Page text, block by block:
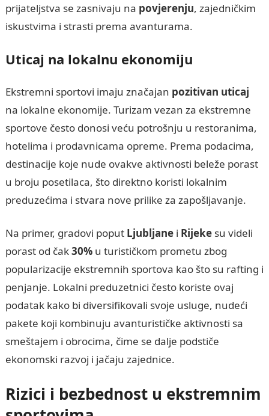
prijateljstva se zasnivaju na povjerenju, zajedničkim
iskustvima i strasti prema avanturama.
Uticaj na lokalnu ekonomiju
Ekstremni sportovi imaju značajan pozitivan uticaj
na lokalne ekonomije. Turizam vezan za ekstremne
sportove često donosi veću potrošnju u restoranima,
hotelima i prodavnicama opreme. Prema podacima,
destinacije koje nude ovakve aktivnosti beleže porast
u broju posetilaca, što direktno koristi lokalnim
preduzećima i stvara nove prilike za zapošljavanje.
Na primer, gradovi poput Ljubljanei Rijekesu videli
porast od čak30%u turističkom prometu zbog
popularizacije ekstremnih sportova kao što su rafting i
penjanje. Lokalni preduzetnici često koriste ovaj
podatak kako bi diversifikovali svoje usluge, nudeći
pakete koji kombinuju avanturističke aktivnosti sa
smeštajem i obrocima, čime se dalje podstiče
ekonomski razvoj i jačaju zajednice.
Rizici i bezbednost u ekstremnim